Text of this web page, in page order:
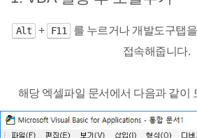
Alt + F11
를 누르거나 개발도구탭
접속해줍니다.
해당 엑셀파일 문서에서 다음과 같이